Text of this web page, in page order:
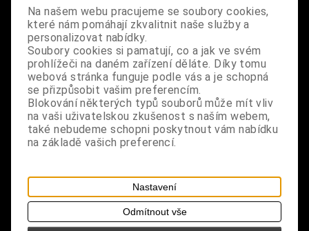
S výrobkem se také prodává
Na našem webu pracujeme se soubory cookies,
které nám pomáhají zkvalitnit naše služby a
personalizovat nabídky.
Soubory cookies si pamatují, co a jak ve svém
prohlížeči na daném zařízení děláte. Díky tomu
webová stránka funguje podle vás a je schopná
se přizpůsobit vašim preferencím.
Blokování některých typů souborů může mít vliv
na vaši uživatelskou zkušenost s naším webem,
také nebudeme schopni poskytnout vám nabídku
na základě vašich preferencí.
Nastavení
Odmítnout vše